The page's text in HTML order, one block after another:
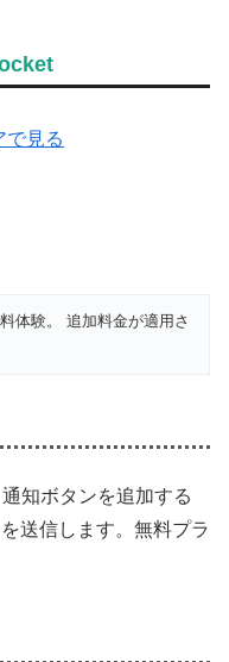
で見る
体験。 追加料金が適用さ
知ボタンを追加する
送信します。無料プラ